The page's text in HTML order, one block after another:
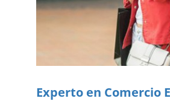
Experto en Comercio